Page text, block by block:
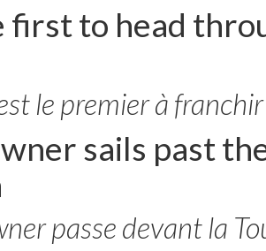
le premier à
passe devant la